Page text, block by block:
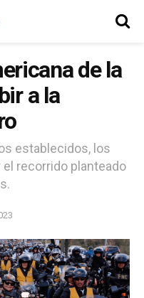
de la
a la
establecidos, los
recorrido planteado